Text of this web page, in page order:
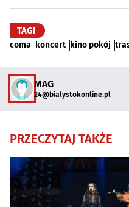
TAGI
coma koncert kino pokój
MAG
24@bialystokonline.pl
PRZECZYTAJ TAKŻE